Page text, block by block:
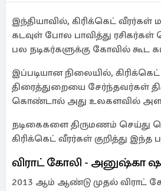
இந்தியாவில், கிரிக்கெட் வீரர்கள்
கடவுள் போல பாவித்து
பல நடிகர்களுக்கு கோவில் கூட
இப்படியான நிலையில்,
திரைத்துறையை சேர்ந்தவர்கள்
கொண்டால் அது உலகளவில்
நடிகைகளை திருமணம்
கிரிக்கெட் வீரர்கள் குறித்து இந்த
விராட் கோலி - அனுஷ்கா
2013 ஆம் ஆண்டு முதல் விராட்